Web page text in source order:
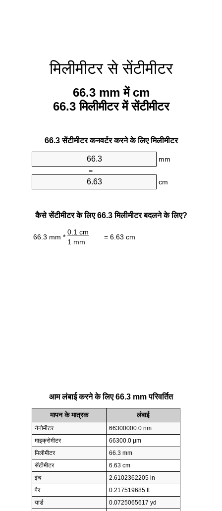
मिलीमीटर से सेंटीमीटर
66.3 mm में cm
66.3 मिलीमीटर में सेंटीमीटर
66.3 सेंटीमीटर कनवर्टर करने के लिए मिलीमीटर
mm
=
cm
कैसे सेंटीमीटर के लिए 66.3 मिलीमीटर बदलने के लिए?
66.3 mm *
0.1 cm
= 6.63 cm
1 mm
आम लंबाई करने के लिए 66.3 mm परिवर्तित
मापन के मात्रक लंबाई
नैनोमीटर
66300000.0 nm
माइक्रोमीटर
66300.0 µm
मिलीमीटर
66.3 mm
सेंटीमीटर
6.63 cm
इंच
2.6102362205 in
पैर
0.217519685 ft
यार्ड
0.0725065617 yd